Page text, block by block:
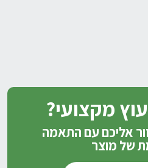
מקצועי?
אליכם עם התאמה
של מוצר